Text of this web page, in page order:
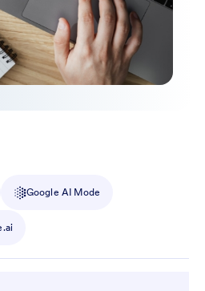
Google AI Mode